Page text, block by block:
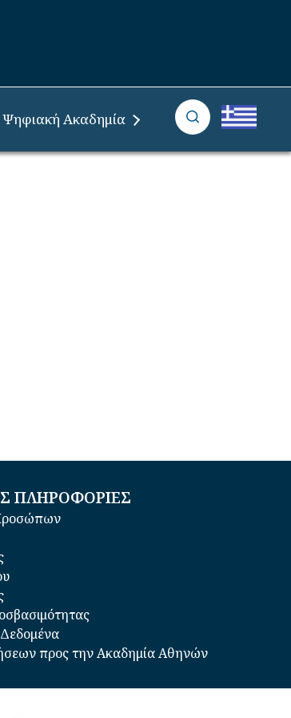
Ψηφιακή Ακαδημία
ΠΛΗΡΟΦΟΡΙΕΣ
προς την Ακαδημία Αθηνών